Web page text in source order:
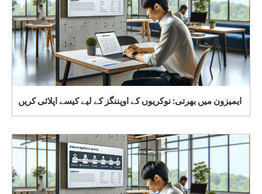
ایمیزون میں بھرتی: نوکریوں کے اوپننگز کے لیے کیسے اپلائی کریں